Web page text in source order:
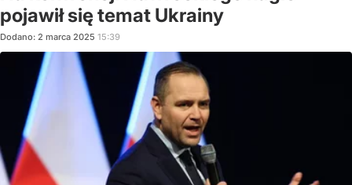
pojawił się temat Ukrainy
Dodano: 2 marca 2025 15:39